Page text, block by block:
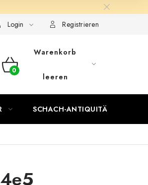
Login Registrieren
WARENKORB
Warenkorb
leeren
SCHACH-ANTIQUITÄTENLADEN